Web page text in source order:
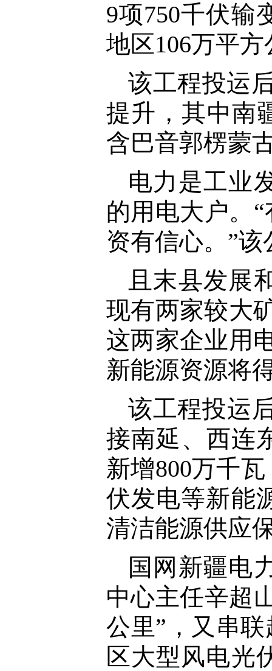
9项750千伏输
地区106万平
该工程投运
提升，其中南
含巴音郭楞蒙
电力是工业
的用电大户。
资有信心。”
且末县发展
现有两家较大
这两家企业用
新能源资源将
该工程投运
接南延、西连
新增800万千
伏发电等新能
清洁能源供应
国网新疆电
中心主任辛超
公里”，又串
区大型风电光